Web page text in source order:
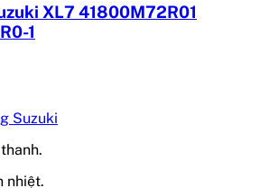
XL7 41800M72R01
1
nhiệt.